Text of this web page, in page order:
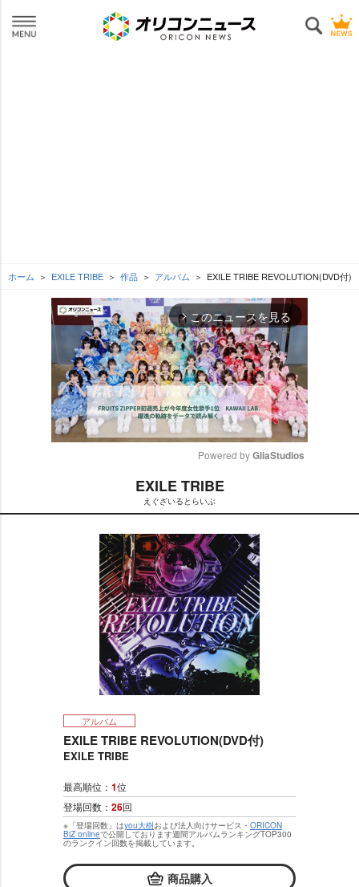
ホーム EXILE TRIBE 作品 アルバム EXILE TRIBE REVOLUTION(DVD付)
arrow_forward_ios このニュースを見る
t
e
Powered by GliaStudios
EXILE TRIBE
えぐざいるとらいぶ
アルバム
EXILE TRIBE REVOLUTION(DVD付)
EXILE TRIBE
最高順位： 1位
登場回数： 26回
※「登場回数」はyou大樹および法人向けサービス・ ORICON
BiZ onlineで公開しております週間アルバムランキングTOP300
のランクイン回数を掲載しています。
商品購入